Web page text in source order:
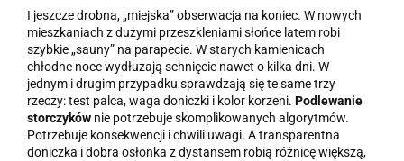
I jeszcze drobna, „miejska” obserwacja na koniec. W nowych
mieszkaniach z dużymi przeszkleniami słońce latem robi
szybkie „sauny” na parapecie. W starych kamienicach
chłodne noce wydłużają schnięcie nawet o kilka dni. W
jednym i drugim przypadku sprawdzają się te same trzy
rzeczy: test palca, waga doniczki i kolor korzeni. Podlewanie
storczyków nie potrzebuje skomplikowanych algorytmów.
Potrzebuje konsekwencji i chwili uwagi. A transparentna
doniczka i dobra osłonka z dystansem robią różnicę większą,